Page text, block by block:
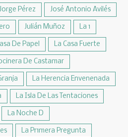
Jorge Pérez José Antonio Avilés
Julián Muñoz La 1
De Papel La Casa Fuerte
De Castamar
La Herencia Envenenada
La Isla De Las Tentaciones
La Noche D
La Pr1mera Pregunta